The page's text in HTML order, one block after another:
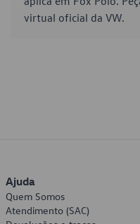
virtual oficial da VW.
Ajuda
Quem Somos
Atendimento (SAC)